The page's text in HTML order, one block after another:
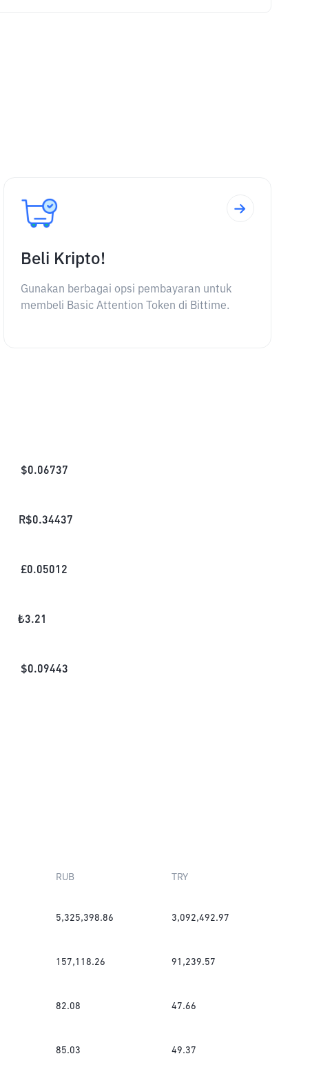
Beli Kripto!
Gunakan berbagai opsi pembayaran untuk
membeli Basic Attention Token di Bittime.
$0.06737
R$0.34437
£0.05012
₺3.21
$0.09443
RUB TRY
5,325,398.86 3,092,492.97
157,118.26 91,239.57
82.08 47.66
85.03 49.37